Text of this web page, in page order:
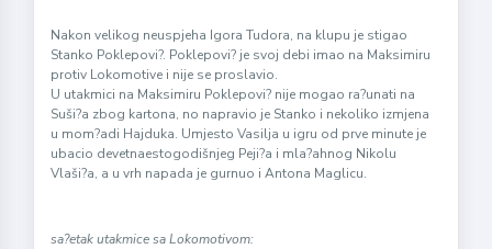
Nakon velikog neuspjeha Igora Tudora, na klupu je stigao
Stanko Poklepovi?. Poklepovi? je svoj debi imao na Maksimiru
protiv Lokomotive i nije se proslavio.
U utakmici na Maksimiru Poklepovi? nije mogao ra?unati na
Suši?a zbog kartona, no napravio je Stanko i nekoliko izmjena
u mom?adi Hajduka. Umjesto Vasilja u igru od prve minute je
ubacio devetnaestogodišnjeg Peji?a i mla?ahnog Nikolu
Vlaši?a, a u vrh napada je gurnuo i Antona Maglicu.
sa?etak utakmice sa Lokomotivom: